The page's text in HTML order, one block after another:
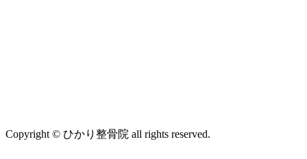
Copyright © ひかり整骨院 all rights reserved.